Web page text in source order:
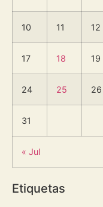
10 11 12
17 18 19
24 25 26
31
« Jul
Etiquetas